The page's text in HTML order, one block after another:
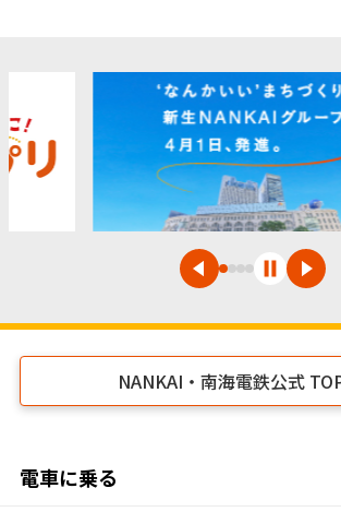
NANKAI・南海電鉄公式
電車に乗る